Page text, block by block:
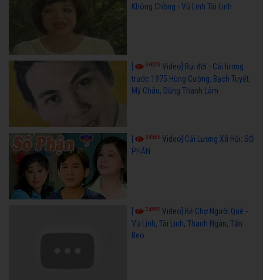
Không Chồng - Vũ Linh Tài Linh
36023 Video] Bụi đời - Cải lương
trước 1975 Hùng Cường, Bạch Tuyết,
Mỹ Châu, Dũng Thanh Lâm
34586 Video] Cải Lương Xã Hội: SỐ
PHẬN
24592 Video] Kẻ Chợ Người Quê -
Vũ Linh, Tài Linh, Thanh Ngân, Tấn
Beo